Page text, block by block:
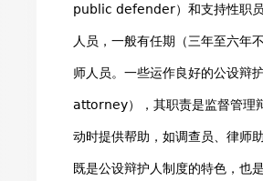
public defender）和支持性职
人员，一般有任期（三年至六年
师人员。一些运作良好的公设
attorney），其职责是监督管理
动时提供帮助，如调查员、律师
既是公设辩护人制度的特色，也